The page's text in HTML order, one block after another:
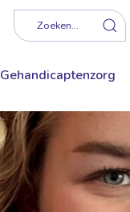
Zoeken...
Darkmode: Off
Gehandicaptenzorg